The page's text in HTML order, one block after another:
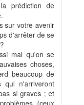
prédiction de
sur votre avenir
d'arrêter de se
mal qu'on se
choses,
beaucoup de
qui n'arriveront
si graves ; et